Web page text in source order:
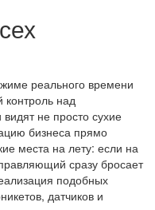
реального времени
над
не просто сухие
бизнеса прямо
места на лету: если на
сразу бросает
подобных
датчиков и